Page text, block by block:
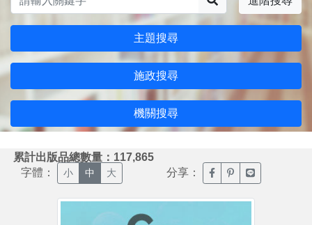
主題搜尋
施政搜尋
機關搜尋
累計出版品總數量：117,865
字體： 小 中 大 分享： 臉書分享(另開新視窗)
噗浪分享(另開新
Line分享(另